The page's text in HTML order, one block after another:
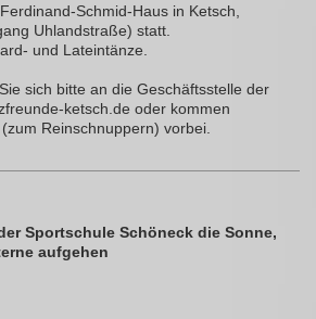
Schmid-Haus in Ketsch,
Uhlandstraße) statt.
und Lateintänze.
sich bitte an die Geschäftsstelle der
ketsch.de oder kommen
Reinschnuppern) vorbei.
Sportschule Schöneck die Sonne,
aufgehen